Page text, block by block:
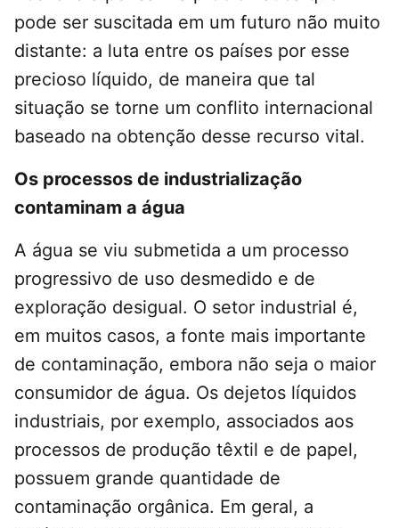
pode ser suscitada em um futuro não muito
distante: a luta entre os países por esse
precioso líquido, de maneira que tal
situação se torne um conflito internacional
baseado na obtenção desse recurso vital.
Os processos de industrialização
contaminam a água
A água se viu submetida a um processo
progressivo de uso desmedido e de
exploração desigual. O setor industrial é,
em muitos casos, a fonte mais importante
de contaminação, embora não seja o maior
consumidor de água. Os dejetos líquidos
industriais, por exemplo, associados aos
processos de produção têxtil e de papel,
possuem grande quantidade de
contaminação orgânica. Em geral, a